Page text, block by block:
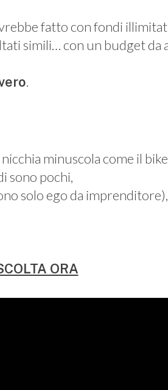
fatto con fondi
simili… con un budget da
.
minuscola come il
sono pochi,
solo ego da imprenditore),
ORA